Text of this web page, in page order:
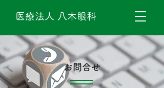
医療法人 八木眼科
​お問合せ